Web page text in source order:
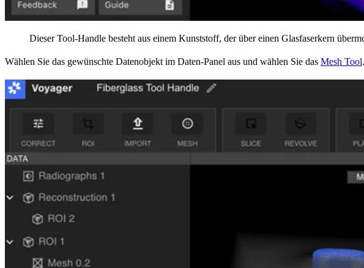
Dieser Tool-Handle besteht aus einem Kunststoff, der über einen Glasfaserkern
Wählen Sie das gewünschte Datenobjekt im Daten-Panel aus und wählen Sie das Mesh Tool.